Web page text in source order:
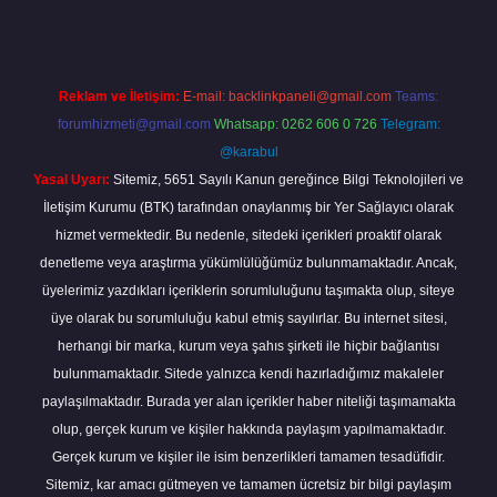
Reklam ve İletişim: E-mail: backlinkpaneli@gmail.com Teams:
forumhizmeti@gmail.com Whatsapp: 0262 606 0 726 Telegram:
@karabul
Yasal Uyarı: Sitemiz, 5651 Sayılı Kanun gereğince Bilgi Teknolojileri ve
İletişim Kurumu (BTK) tarafından onaylanmış bir Yer Sağlayıcı olarak
hizmet vermektedir. Bu nedenle, sitedeki içerikleri proaktif olarak
denetleme veya araştırma yükümlülüğümüz bulunmamaktadır. Ancak,
üyelerimiz yazdıkları içeriklerin sorumluluğunu taşımakta olup, siteye
üye olarak bu sorumluluğu kabul etmiş sayılırlar. Bu internet sitesi,
herhangi bir marka, kurum veya şahıs şirketi ile hiçbir bağlantısı
bulunmamaktadır. Sitede yalnızca kendi hazırladığımız makaleler
paylaşılmaktadır. Burada yer alan içerikler haber niteliği taşımamakta
olup, gerçek kurum ve kişiler hakkında paylaşım yapılmamaktadır.
Gerçek kurum ve kişiler ile isim benzerlikleri tamamen tesadüfidir.
Sitemiz, kar amacı gütmeyen ve tamamen ücretsiz bir bilgi paylaşım